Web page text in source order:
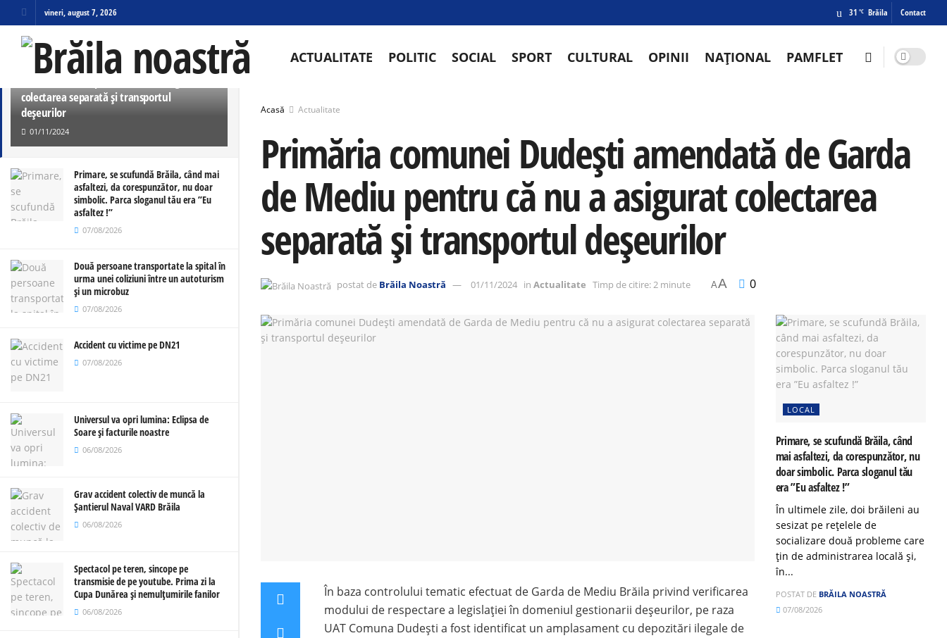
ULTIMELE TRENDING
Primăria comunei Dudești amendată de
colectarea separată și transportul
deșeurilor
01/11/2024
Primare, se scufundă Brăila, când mai
asfaltezi, da corespunzător, nu doar
simbolic. Parca sloganul tău era ”Eu
asfaltez !”
07/08/2026
Două persoane transportate la spital în
urma unei coliziuni între un autoturism
și un microbuz
07/08/2026
Accident cu victime pe DN21
07/08/2026
Universul va opri lumina: Eclipsa de
Soare și facturile noastre
06/08/2026
Grav accident colectiv de muncă la
Șantierul Naval VARD Brăila
06/08/2026
Spectacol pe teren, sincope pe
transmisie de pe youtube. Prima zi la
Cupa Dunărea și nemulțumirile fanilor
06/08/2026
vineri, august 7, 2026 31 °C Brăila Contact
ACTUALITATE POLITIC SOCIAL SPORT CULTURAL OPINII NAȚIONAL PAMFLET
Acasă Actualitate
Primăria comunei Dudești amendată de Garda
de Mediu pentru că nu a asigurat colectarea
separată și transportul deșeurilor
postat de Brăila Noastră 01/11/2024 in Actualitate Timp de citire: 2 minute AA 0
În baza controlului tematic efectuat de Garda de Mediu Brăila privind verificarea
modului de respectare a legislației în domeniul gestionarii deșeurilor, pe raza
UAT Comuna Dudești a fost identificat un amplasament cu depozitări ilegale de
LOCAL
Primare, se scufundă Brăila, când
mai asfaltezi, da corespunzător, nu
doar simbolic. Parca sloganul tău
era ”Eu asfaltez !”
În ultimele zile, doi brăileni au
sesizat pe rețelele de
socializare două probleme care
țin de administrarea locală și,
în...
POSTAT DE BRĂILA NOASTRĂ
07/08/2026